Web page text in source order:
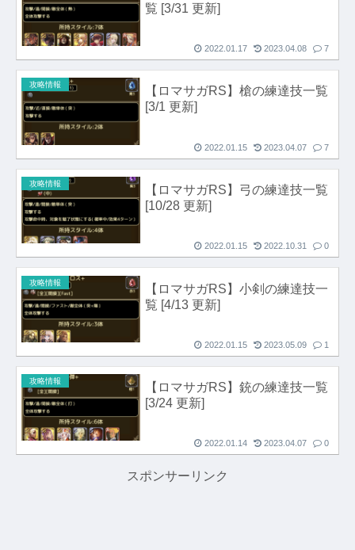
覧 [3/31 更新]
2022.01.17 2023.04.08 7
攻略情報
【ロマサガRS】槍の練達技一覧
[3/1 更新]
2022.01.15 2023.04.07 7
攻略情報
【ロマサガRS】弓の練達技一覧
[10/28 更新]
2022.01.15 2022.10.31 0
攻略情報
【ロマサガRS】小剣の練達技一
覧 [4/13 更新]
2022.01.15 2023.05.09 1
攻略情報
【ロマサガRS】銃の練達技一覧
[3/24 更新]
2022.01.14 2023.04.07 0
スポンサーリンク